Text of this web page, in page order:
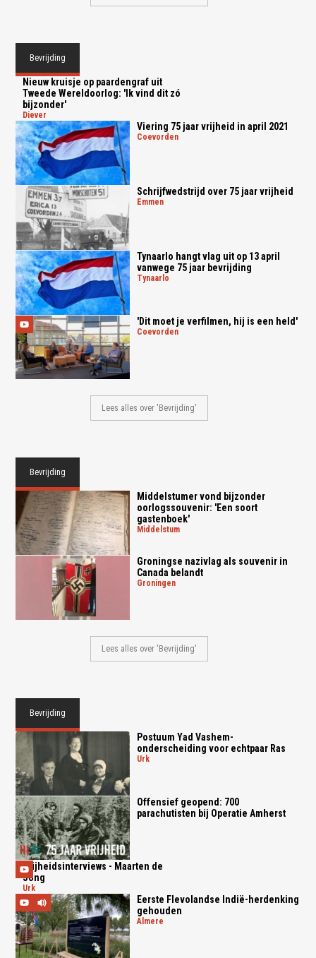
Bevrijding
Nieuw kruisje op paardengraf uit
Tweede Wereldoorlog: 'Ik vind dit zó
bijzonder'
diever
Viering 75 jaar vrijheid in april 2021
coevorden
Schrijfwedstrijd over 75 jaar vrijheid
emmen
Tynaarlo hangt vlag uit op 13 april
vanwege 75 jaar bevrijding
tynaarlo
'Dit moet je verfilmen, hij is een held'
coevorden
Lees alles over 'Bevrijding'
Bevrijding
Middelstumer vond bijzonder
oorlogssouvenir: 'Een soort
gastenboek'
middelstum
Groningse nazivlag als souvenir in
Canada belandt
groningen
Lees alles over 'Bevrijding'
Bevrijding
Postuum Yad Vashem-
onderscheiding voor echtpaar Ras
urk
Offensief geopend: 700
parachutisten bij Operatie Amherst
Vrijheidsinterviews - Maarten de
Jong
urk
Eerste Flevolandse Indië-herdenking
gehouden
almere